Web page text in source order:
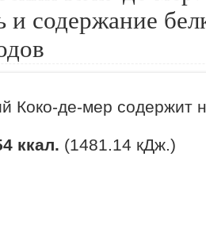
и содержание
Коко-де-мер содержит
ккал. (1481.14 кДж.)